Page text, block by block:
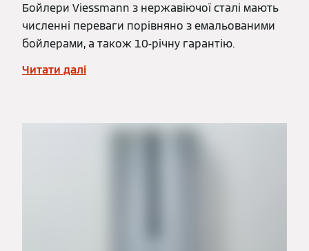
Бойлери Viessmann з нержавіючої сталі мають
численні переваги порівняно з емальованими
бойлерами, а також 10-річну гарантію.
Читати далі